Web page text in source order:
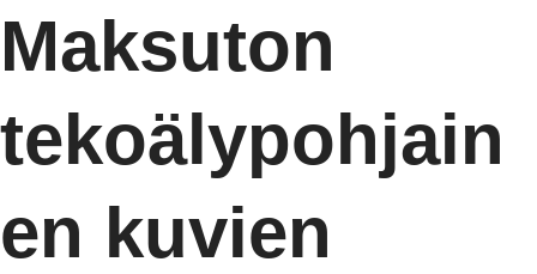
Maksuton
tekoälypohjain
en kuvien